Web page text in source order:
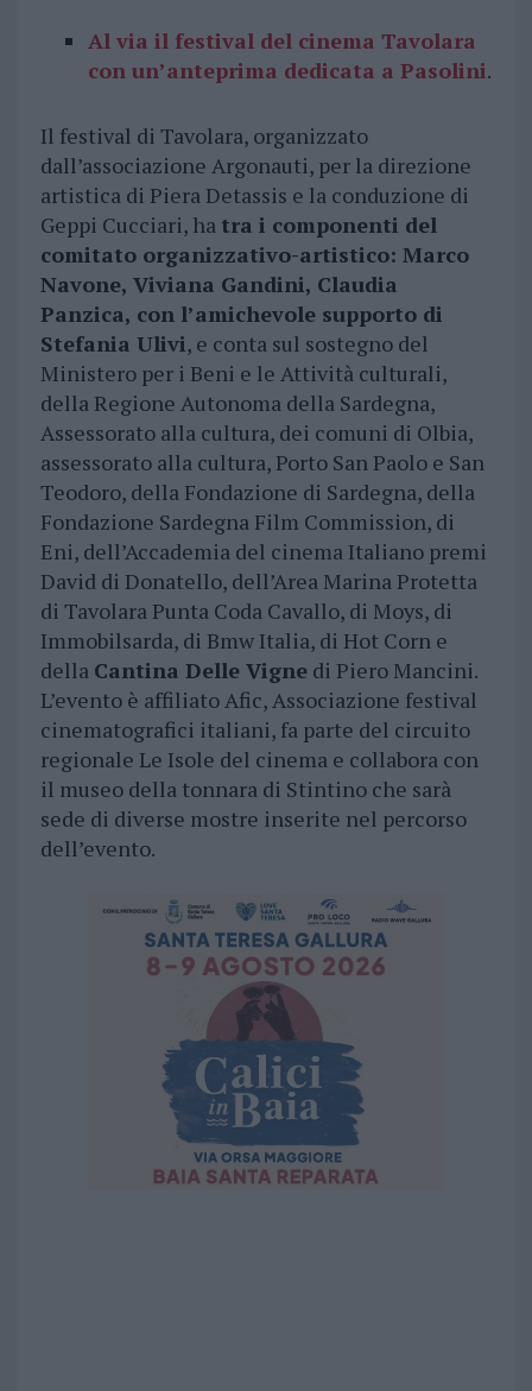
Al via il festival del cinema Tavolara
con un’anteprima dedicata a Pasolini.
Il festival di Tavolara, organizzato
dall’associazione Argonauti, per la direzione
artistica di Piera Detassis e la conduzione di
Geppi Cucciari, ha tra i componenti del
comitato organizzativo-artistico: Marco
Navone, Viviana Gandini, Claudia
Panzica, con l’amichevole supporto di
Stefania Ulivi, e conta sul sostegno del
Ministero per i Beni e le Attività culturali,
della Regione Autonoma della Sardegna,
Assessorato alla cultura, dei comuni di Olbia,
assessorato alla cultura, Porto San Paolo e San
Teodoro, della Fondazione di Sardegna, della
Fondazione Sardegna Film Commission, di
Eni, dell’Accademia del cinema Italiano premi
David di Donatello, dell’Area Marina Protetta
di Tavolara Punta Coda Cavallo, di Moys, di
Immobilsarda, di Bmw Italia, di Hot Corn e
della Cantina Delle Vignedi Piero Mancini.
L’evento è affiliato Afic, Associazione festival
cinematografici italiani, fa parte del circuito
regionale Le Isole del cinema e collabora con
il museo della tonnara di Stintino che sarà
sede di diverse mostre inserite nel percorso
dell’evento.